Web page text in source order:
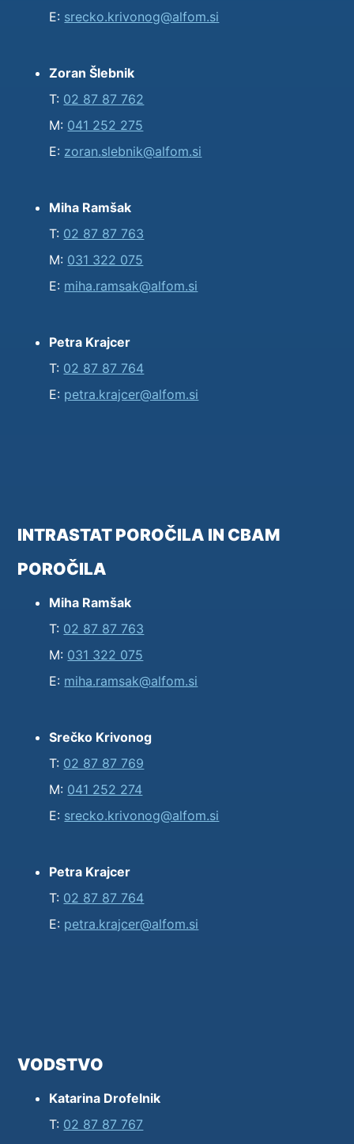
E: srecko.krivonog@alfom.si
Zoran Šlebnik
T: 02 87 87 762
M: 041 252 275
E: zoran.slebnik@alfom.si
Miha Ramšak
T: 02 87 87 763
M: 031 322 075
E: miha.ramsak@alfom.si
Petra Krajcer
T: 02 87 87 764
E: petra.krajcer@alfom.si
INTRASTAT POROČILA IN CBAM
POROČILA
Miha Ramšak
T: 02 87 87 763
M: 031 322 075
E: miha.ramsak@alfom.si
Srečko Krivonog
T: 02 87 87 769
M: 041 252 274
E: srecko.krivonog@alfom.si
Petra Krajcer
T: 02 87 87 764
E: petra.krajcer@alfom.si
VODSTVO
Katarina Drofelnik
T: 02 87 87 767